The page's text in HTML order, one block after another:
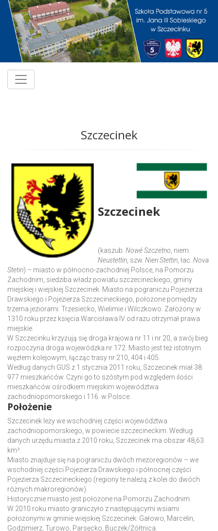
Szczecinek
Szczecinek
(kaszub. Nowé Szczëtno , niem.
Neustettin , szw. Nien Stettin , łac. Nova
Stetin) – miasto w północno-zachodniej Polsce, na Pomorzu
Zachodnim, siedziba władz powiatu szczecineckiego, gminy
miejskiej i wiejskiej Szczecinek. Miasto na pograniczu Pojezierza
Drawskiego i Pojezierza Szczecineckiego, położone pomiędzy
trzema jeziorami: Trzesiecko, Wielimie i Wilczkowo. Założony w
1310 roku przez księcia Warcisława IV od razu otrzymał prawa
miejskie.
W Szczecinku krzyżują się droga krajowa nr 11 i nr 20, a swój bieg
rozpoczyna droga wojewódzka nr 172. Miasto jest też istotnym
węzłem kolejowym, łącząc trasy nr 210, 404 i 405.
Według danych GUS z 1 stycznia 2011 roku, Szczecinek miał 38
977 mieszkańców. Czyni go to szóstym pod względem ilości
mieszkańców ośrodkiem miejskim województwa
zachodniopomorskiego i 116. w Polsce.
Położenie
Szczecinek leży we wschodniej części województwa
zachodniopomorskiego, w powiecie szczecineckim. Według
danych urzędu miasta z 2010 roku, Szczecinek ma obszar 48,63
km².
Miasto znajduje się na pograniczu dwóch mezoregionów – we
wschodniej części Pojezierza Drawskiego i północnej części
Pojezierza Szczecineckiego (regiony te należą z kolei do dwóch
różnych makroregionów).
Historycznie miasto jest położone na Pomorzu Zachodnim.
W 2010 roku miasto graniczyło z następującymi wsiami
położonymi w gminie wiejskiej Szczecinek: Gałowo, Marcelin,
Godzimierz, Turowo, Parsęcko, Buczek/Żółtnica.